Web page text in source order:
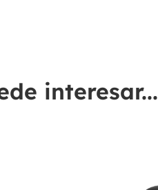
interesar...